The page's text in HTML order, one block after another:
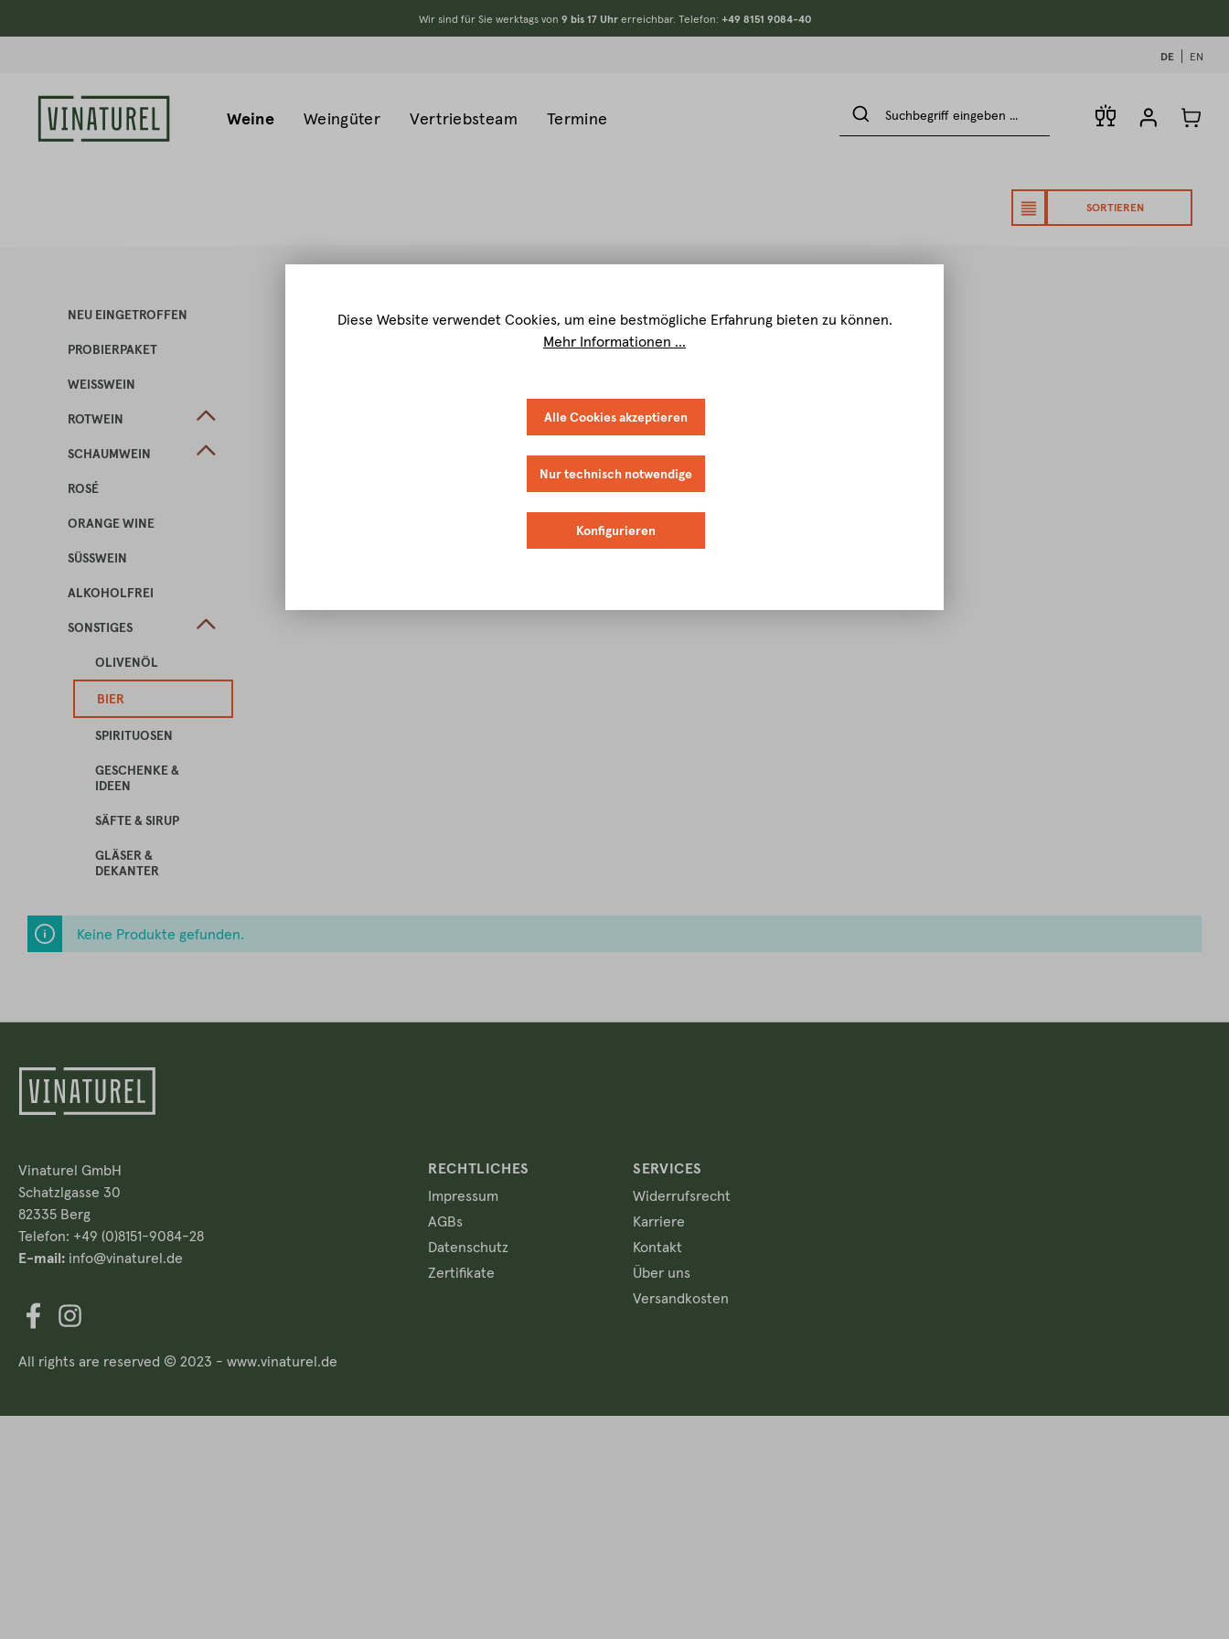
Wir sind für Sie werktags von 9 bis 17 Uhrerreichbar. Telefon: +49 8151 9084-40
DE EN
Weine Weingüter Vertriebsteam Termine
SORTIEREN
NEU EINGETROFFEN
PROBIERPAKET
WEISSWEIN
ROTWEIN
SCHAUMWEIN
ROSÉ
ORANGE WINE
SÜSSWEIN
ALKOHOLFREI
SONSTIGES
OLIVENÖL
BIER
SPIRITUOSEN
GESCHENKE &
IDEEN
SÄFTE & SIRUP
GLÄSER &
DEKANTER
Keine Produkte gefunden.
Vinaturel GmbH
Schatzlgasse 30
82335 Berg
Telefon: +49 (0)8151-9084-28
E-mail: info@vinaturel.de
RECHTLICHES
Impressum
AGBs
Datenschutz
Zertifikate
SERVICES
Widerrufsrecht
Karriere
Kontakt
Über uns
Versandkosten
All rights are reserved © 2023 - www.vinaturel.de
Diese Website verwendet Cookies, um eine bestmögliche Erfahrung bieten zu können.
Mehr Informationen ...
Alle Cookies akzeptieren
Nur technisch notwendige
Konfigurieren